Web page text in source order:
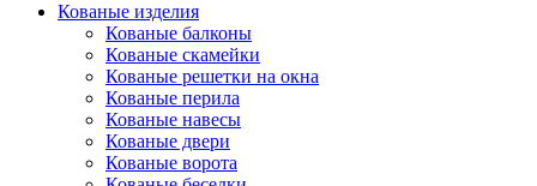
Кованые изделия
Кованые балконы
Кованые скамейки
Кованые решетки на окна
Кованые перила
Кованые навесы
Кованые двери
Кованые ворота